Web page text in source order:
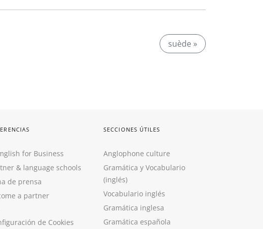
suède »
for Business
& language schools
de prensa
a partner
de Cookies
SECCIONES ÚTILES
Anglophone culture
Gramática y Vocabulario
(inglés)
Vocabulario inglés
Gramática inglesa
Gramática española